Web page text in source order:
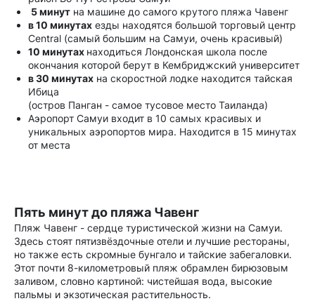
5 минут на машине до самого крутого пляжа Чавенг
в 10 минутах езды находятся большой торговый центр
Central (самый большим на Самуи, очень красивый)
10 минутах находиться Лондонская школа после
окончания которой берут в Кембриджский университет
в 30 минутах на скоростной лодке находится тайская
Ибица
(остров Панган - самое тусовое место Таиланда)
Аэропорт Самуи входит в 10 самых красивых и
уникальных аэропортов мира. Находится в 15 минутах
от места
Пять минут до пляжа Чавенг
Пляж Чавенг - сердце туристической жизни на Самуи.
Здесь стоят пятизвёздочные отели и лучшие рестораны,
но также есть скромные бунгало и тайские забегаловки.
Этот почти 8-километровый пляж обрамлен бирюзовым
заливом, словно картиной: чистейшая вода, высокие
пальмы и экзотическая растительность.